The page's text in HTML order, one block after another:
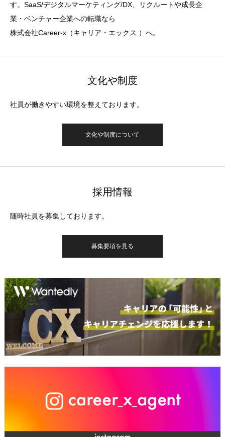
す。SaaS/デジタルマーケティング/DX、リクルートや成長企
業・ベンチャー企業への転職なら
株式会社Career-x（キャリア・エックス ）へ。
文化や制度
社員が働きやすい環境を整えております。
文化や制度について
採用情報
随時社員を募集しております。
募集要項を見る